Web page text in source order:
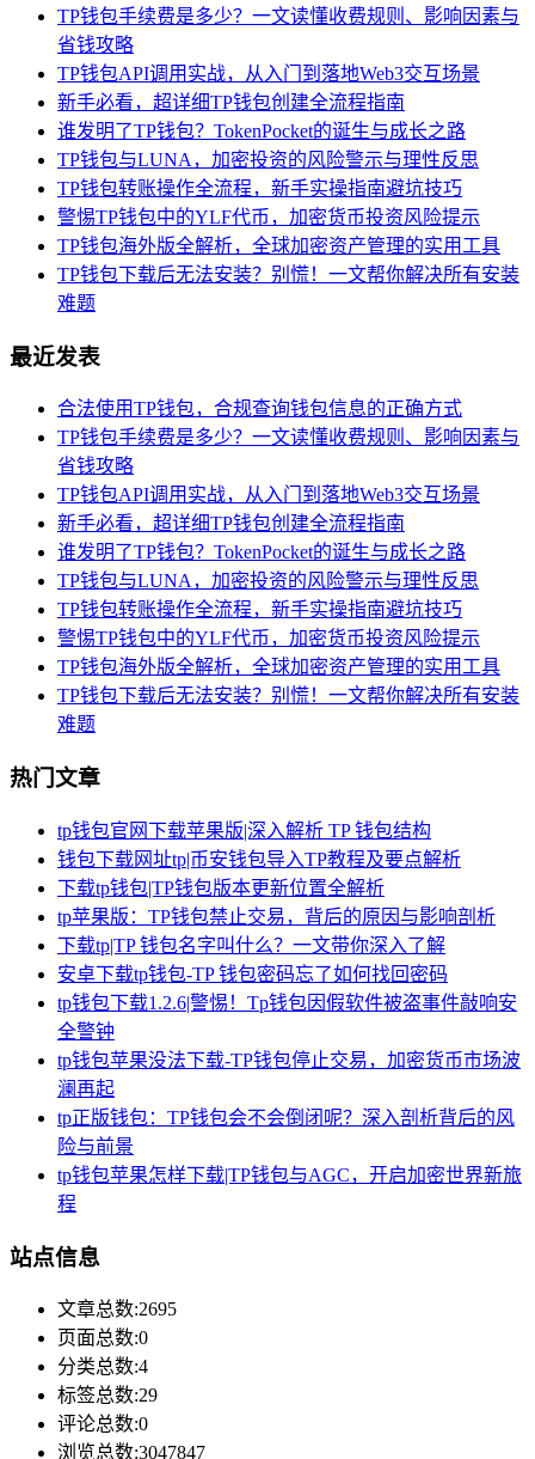
TP钱包手续费是多少？一文读懂收费规则、影响因素与
省钱攻略
TP钱包API调用实战，从入门到落地Web3交互场景
新手必看，超详细TP钱包创建全流程指南
谁发明了TP钱包？TokenPocket的诞生与成长之路
TP钱包与LUNA，加密投资的风险警示与理性反思
TP钱包转账操作全流程，新手实操指南避坑技巧
警惕TP钱包中的YLF代币，加密货币投资风险提示
TP钱包海外版全解析，全球加密资产管理的实用工具
TP钱包下载后无法安装？别慌！一文帮你解决所有安装
难题
最近发表
合法使用TP钱包，合规查询钱包信息的正确方式
TP钱包手续费是多少？一文读懂收费规则、影响因素与
省钱攻略
TP钱包API调用实战，从入门到落地Web3交互场景
新手必看，超详细TP钱包创建全流程指南
谁发明了TP钱包？TokenPocket的诞生与成长之路
TP钱包与LUNA，加密投资的风险警示与理性反思
TP钱包转账操作全流程，新手实操指南避坑技巧
警惕TP钱包中的YLF代币，加密货币投资风险提示
TP钱包海外版全解析，全球加密资产管理的实用工具
TP钱包下载后无法安装？别慌！一文帮你解决所有安装
难题
热门文章
tp钱包官网下载苹果版|深入解析 TP 钱包结构
钱包下载网址tp|币安钱包导入TP教程及要点解析
下载tp钱包|TP钱包版本更新位置全解析
tp苹果版：TP钱包禁止交易，背后的原因与影响剖析
下载tp|TP 钱包名字叫什么？一文带你深入了解
安卓下载tp钱包-TP 钱包密码忘了如何找回密码
tp钱包下载1.2.6|警惕！Tp钱包因假软件被盗事件敲响安
全警钟
tp钱包苹果没法下载-TP钱包停止交易，加密货币市场波
澜再起
tp正版钱包：TP钱包会不会倒闭呢？深入剖析背后的风
险与前景
tp钱包苹果怎样下载|TP钱包与AGC，开启加密世界新旅
程
站点信息
文章总数:2695
页面总数:0
分类总数:4
标签总数:29
评论总数:0
浏览总数:3047847